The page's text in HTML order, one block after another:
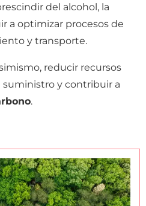
del alcohol, la
a optimizar procesos de
y transporte.
reducir recursos
suministro y contribuir a
.